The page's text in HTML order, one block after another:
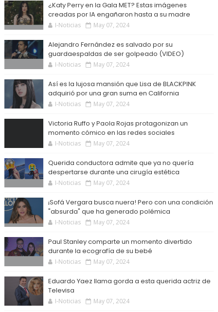
¿Katy Perry en la Gala MET? Estas imágenes
creadas por IA engañaron hasta a su madre
I-Noticias May 07, 2024
Alejandro Fernández es salvado por su
guardaespaldas de ser golpeado (VIDEO)
I-Noticias May 07, 2024
Así es la lujosa mansión que Lisa de BLACKPINK
adquirió por una gran suma en California
I-Noticias May 07, 2024
Victoria Ruffo y Paola Rojas protagonizan un
momento cómico en las redes sociales
I-Noticias May 07, 2024
Querida conductora admite que ya no quería
despertarse durante una cirugía estética
I-Noticias May 07, 2024
¡Sofá Vergara busca nuera! Pero con una condición
"absurda" que ha generado polémica
I-Noticias May 07, 2024
Paul Stanley comparte un momento divertido
durante la ecografía de su bebé
I-Noticias May 07, 2024
Eduardo Yaez llama gorda a esta querida actriz de
Televisa
I-Noticias May 07, 2024